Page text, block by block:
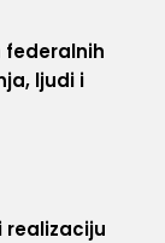
federalnih
ljudi i
realizaciju